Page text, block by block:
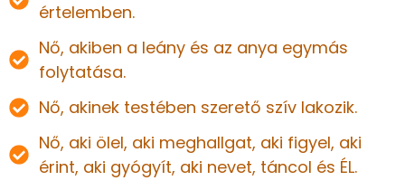
értelemben.
Nő, akiben a leány és az anya egymás
folytatása.
Nő, akinek testében szerető szív lakozik.
Nő, aki ölel, aki meghallgat, aki figyel, aki
érint, aki gyógyít, aki nevet, táncol és ÉL.